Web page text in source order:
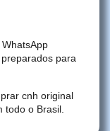
para
cnh original
todo o Brasil.